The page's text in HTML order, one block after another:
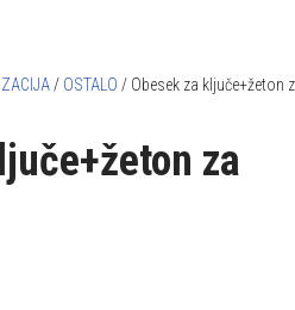
/ OSTALO / Obesek za ključe+žeton
za